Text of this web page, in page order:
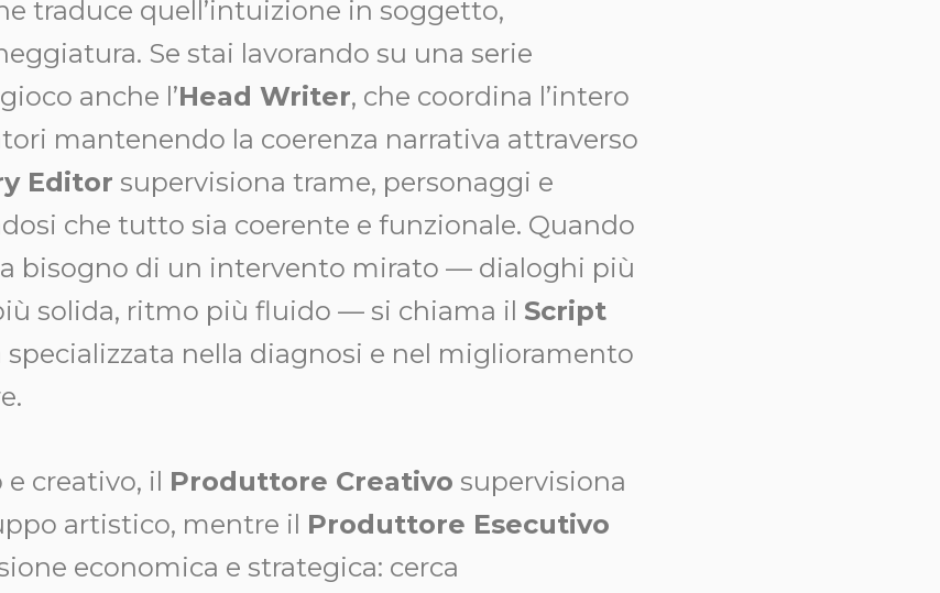
traduce quell’intuizione in soggetto,
Se stai lavorando su una serie
anche l’Head Writer, che coordina l’intero
mantenendo la coerenza narrativa attraverso
Editor supervisiona trame, personaggi e
che tutto sia coerente e funzionale. Quando
bisogno di un intervento mirato — dialoghi più
solida, ritmo più fluido — si chiama il Script
specializzata nella diagnosi e nel miglioramento
creativo, il Produttore Creativo supervisiona
artistico, mentre il Produttore Esecutivo
economica e strategica: cerca